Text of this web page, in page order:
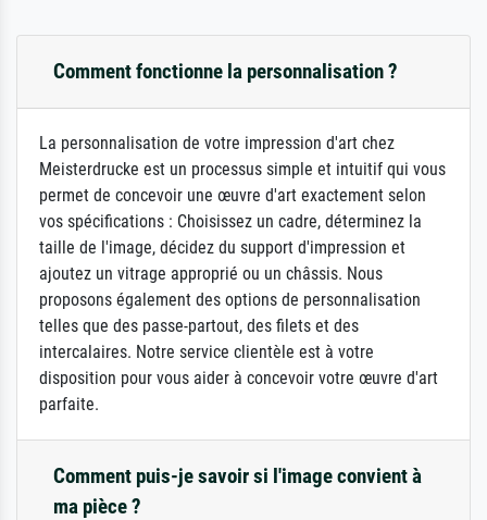
Comment fonctionne la personnalisation ?
La personnalisation de votre impression d'art chez
Meisterdrucke est un processus simple et intuitif qui vous
permet de concevoir une œuvre d'art exactement selon
vos spécifications : Choisissez un cadre, déterminez la
taille de l'image, décidez du support d'impression et
ajoutez un vitrage approprié ou un châssis. Nous
proposons également des options de personnalisation
telles que des passe-partout, des filets et des
intercalaires. Notre service clientèle est à votre
disposition pour vous aider à concevoir votre œuvre d'art
parfaite.
Comment puis-je savoir si l'image convient à
ma pièce ?